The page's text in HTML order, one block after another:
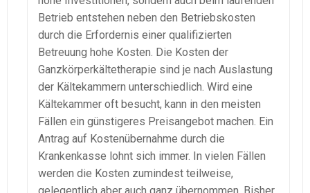
Betrieb entstehen neben den Betriebskosten
durch die Erfordernis einer qualifizierten
Betreuung hohe Kosten. Die Kosten der
Ganzkörperkältetherapie sind je nach Auslastung
der Kältekammern unterschiedlich. Wird eine
Kältekammer oft besucht, kann in den meisten
Fällen ein günstigeres Preisangebot machen. Ein
Antrag auf Kostenübernahme durch die
Krankenkasse lohnt sich immer. In vielen Fällen
werden die Kosten zumindest teilweise,